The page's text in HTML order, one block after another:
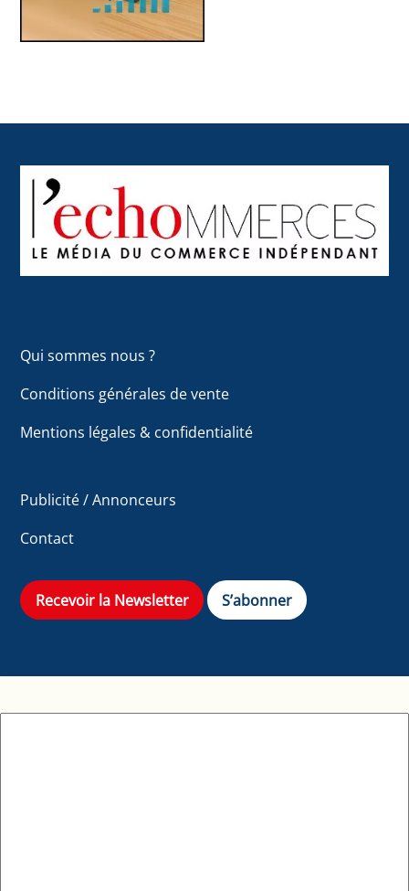
To
Top
Qui sommes nous ?
Conditions générales de vente
Mentions légales & confidentialité
Publicité / Annonceurs
Contact
Recevoir la Newsletter S’abonner